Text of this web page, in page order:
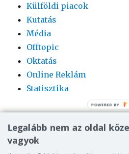
Külföldi piacok
Kutatás
Média
Offtopic
Oktatás
Online Reklám
Statisztika
Legalább nem az oldal
vagyok